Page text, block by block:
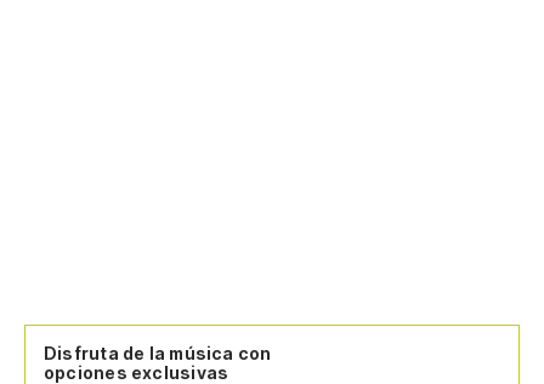
Disfruta de la música con
opciones exclusivas